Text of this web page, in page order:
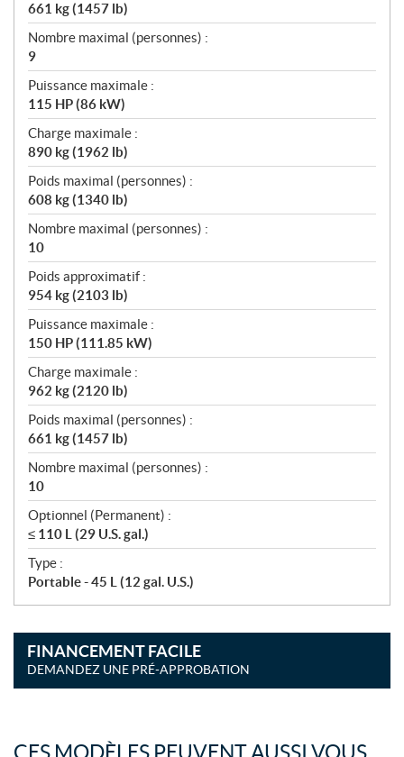
661 kg (1457 lb)
Nombre maximal (personnes) :
9
Puissance maximale :
115 HP (86 kW)
Charge maximale :
890 kg (1962 lb)
Poids maximal (personnes) :
608 kg (1340 lb)
Nombre maximal (personnes) :
10
Poids approximatif :
954 kg (2103 lb)
Puissance maximale :
150 HP (111.85 kW)
Charge maximale :
962 kg (2120 lb)
Poids maximal (personnes) :
661 kg (1457 lb)
Nombre maximal (personnes) :
10
Optionnel (Permanent) :
≤ 110 L (29 U.S. gal.)
Type :
Portable - 45 L (12 gal. U.S.)
FINANCEMENT FACILE
DEMANDEZ UNE PRÉ-APPROBATION